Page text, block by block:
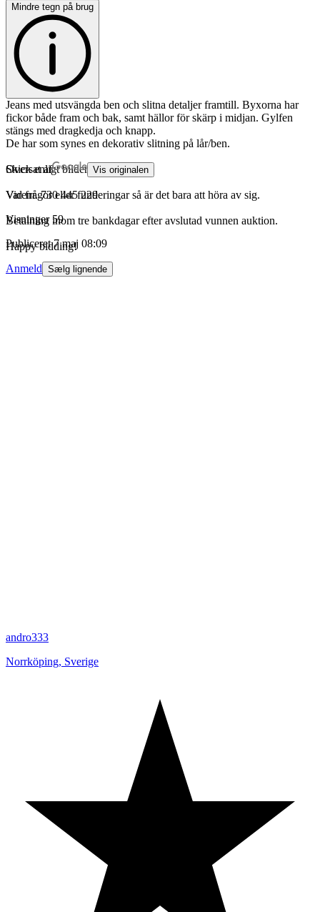
Mindre tegn på brug
Jeans med utsvängda ben och slitna detaljer framtill. Byxorna har
fickor både fram och bak, samt hällor för skärp i midjan. Gylfen
stängs med dragkedja och knapp.
De har som synes en dekorativ slitning på lår/ben.
Skick enligt bilder.
Vid frågor eller funderingar så är det bara att höra av sig.
Betalning inom tre bankdagar efter avslutad vunnen auktion.
Happy bidding!
Oversat af Vis originalen
Varenr. 730 445 229
Visninger 59
Publiceret 7 maj 08:09
Anmeld Sælg lignende
andro333
Norrköping, Sverige